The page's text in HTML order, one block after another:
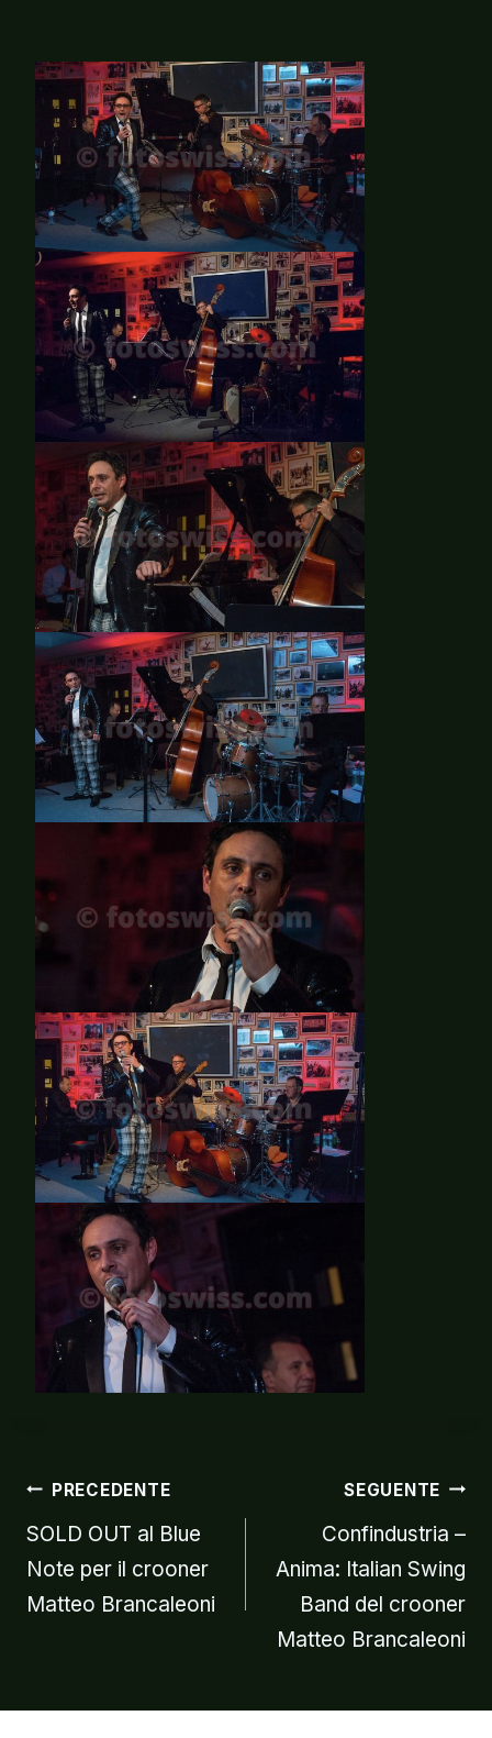
articoli
PRECEDENTE
SOLD OUT al Blue
Note per il crooner
Matteo Brancaleoni
SEGUENTE
Confindustria –
Anima: Italian Swing
Band del crooner
Matteo Brancaleoni